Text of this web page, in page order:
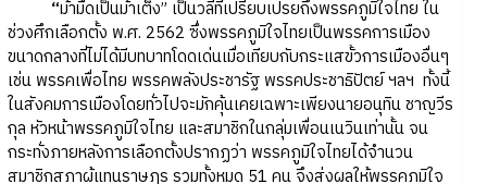
“ม้ามืดเป็นม้าเต็ง” เป็นวลีที่เปรียบเปรยถึงพรรคภูมิใจไทย ใน
ช่วงศึกเลือกตั้ง พ.ศ. 2562 ซึ่งพรรคภูมิใจไทยเป็นพรรคการเมือง
ขนาดกลางที่ไม่ได้มีบทบาทโดดเด่นเมื่อเทียบกับกระแสขั้วการเมืองอื่นๆ
เช่น พรรคเพื่อไทย พรรคพลังประชารัฐ พรรคประชาธิปัตย์ ฯลฯ ทั้งนี้
ในสังคมการเมืองโดยทั่วไปจะมักคุ้นเคยเฉพาะเพียงนายอนุทิน ชาญวีร
กุล หัวหน้าพรรคภูมิใจไทย และสมาชิกในกลุ่มเพื่อนเนวินเท่านั้น จน
กระทั่งภายหลังการเลือกตั้งปรากฏว่า พรรคภูมิใจไทยได้จำนวน
สมาชิกสภาผู้แทนราษฎร รวมทั้งหมด 51 คน จึงส่งผลให้พรรคภูมิใจ